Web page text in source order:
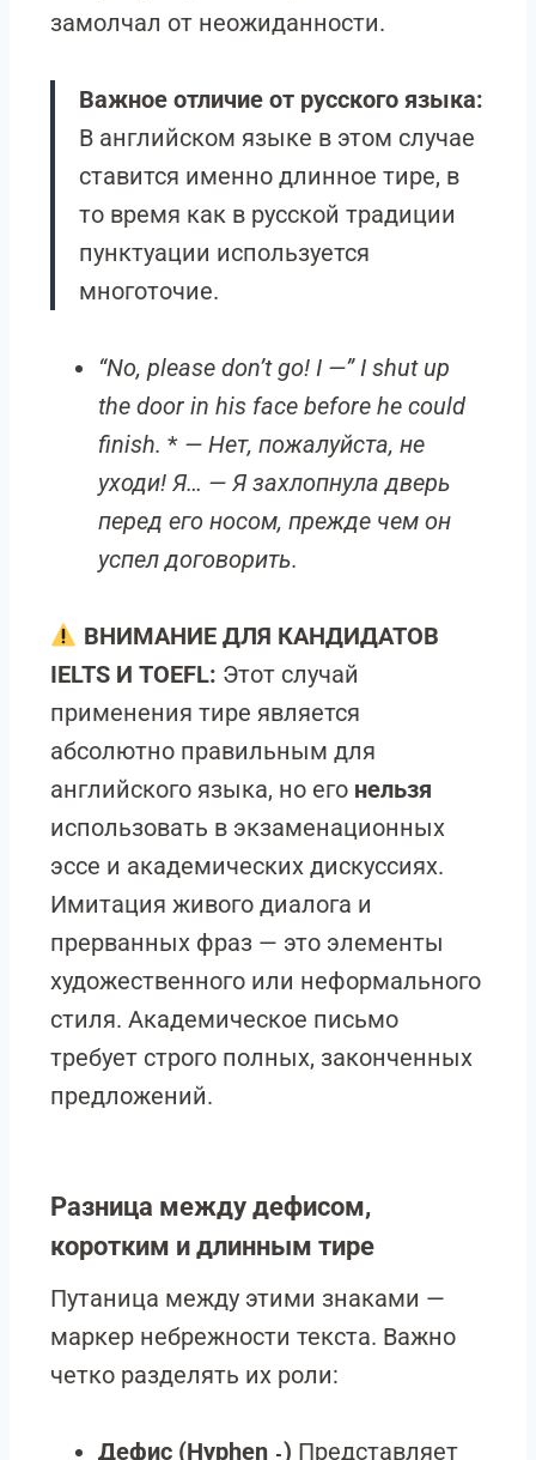
замолчал от неожиданности.
Важное отличие от русского языка:
В английском языке в этом случае
ставится именно длинное тире, в
то время как в русской традиции
пунктуации используется
многоточие.
“No, please don’t go! I —” I shut up
the door in his face before he could
finish. * — Нет, пожалуйста, не
уходи! Я… — Я захлопнула дверь
перед его носом, прежде чем он
успел договорить.
ВНИМАНИЕ ДЛЯ КАНДИДАТОВ
IELTS И TOEFL: Этот случай
применения тире является
абсолютно правильным для
английского языка, но его нельзя
использовать в экзаменационных
эссе и академических дискуссиях.
Имитация живого диалога и
прерванных фраз — это элементы
художественного или неформального
стиля. Академическое письмо
требует строго полных, законченных
предложений.
Разница между дефисом,
коротким и длинным тире
Путаница между этими знаками —
маркер небрежности текста. Важно
четко разделять их роли:
Дефис (Hyphen -) Представляет